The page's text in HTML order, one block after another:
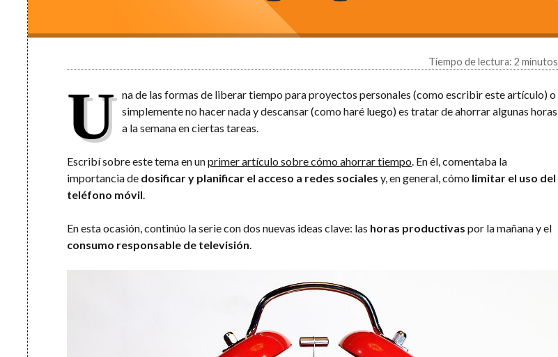
Tiempo de lectura: 2 minutos
U na de las formas de liberar tiempo para proyectos personales (como escribir este artículo) o
simplemente no hacer nada y descansar (como haré luego) es tratar de ahorrar algunas horas
a la semana en ciertas tareas.
Escribí sobre este tema en unprimer artículo sobre cómo ahorrar tiempo. En él, comentaba la
importancia de dosificar y planificar el acceso a redes sociales y, en general, cómo limitar el uso del
teléfono móvil.
En esta ocasión, continúo la serie con dos nuevas ideas clave: las horas productivas por la mañana y el
consumo responsable de televisión.